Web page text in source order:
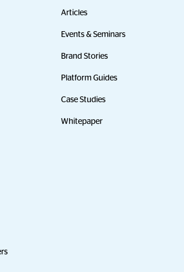
Articles
Events & Seminars
Brand Stories
Platform Guides
Case Studies
Whitepaper